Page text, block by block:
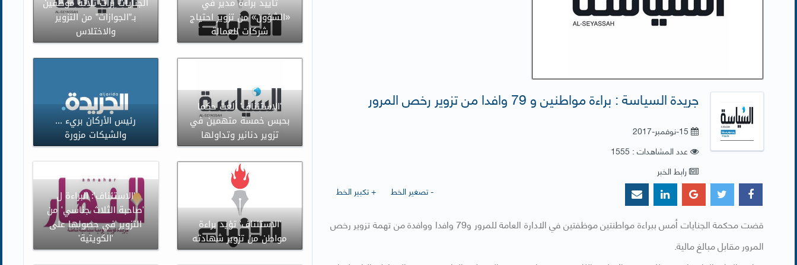
جريدة السياسة : براءة مواطنين و 79 وافدا من تزوير رخص المرور
15-نوفمبر-2017
عدد المشاهدات : 1555
رابط الخبر
+ تكبير الخط
- تصغير الخط
​قضت محكمة الجنايات أمس ببراءة مواطنتين موظفتين في الادارة العامة للمرور و79 وافدا ووافدة من تهمة تزوير رخص
المرور مقابل مبالغ مالية.
بـ”الجوازات” من التزوير
والاختلاس
«الشؤون» من تزوير احتياج
شركات للعمالة
رئيس الأركان بريء ...
والشيكات مزورة
'الاستئناف' ألغت حكما
بحبس خمسة متهمين في
تزوير دنانير وتداولها
'الاستئناف': البراءة ل
'صاحبة الثلاث جناسي' من
التزوير في حصولها على
'الكويتية'
'الاستئناف' تؤيد براءة
مواطن من تزوير شهادته